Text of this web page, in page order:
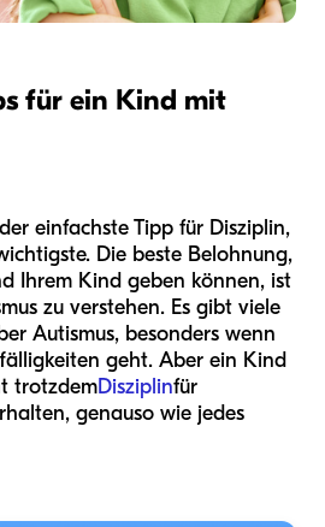
für ein Kind mit
einfachste Tipp für Disziplin,
Die beste Belohnung,
Ihrem Kind geben können, ist
zu verstehen. Es gibt viele
Autismus, besonders wenn
geht. Aber ein Kind
trotzdemDisziplinfür
genauso wie jedes